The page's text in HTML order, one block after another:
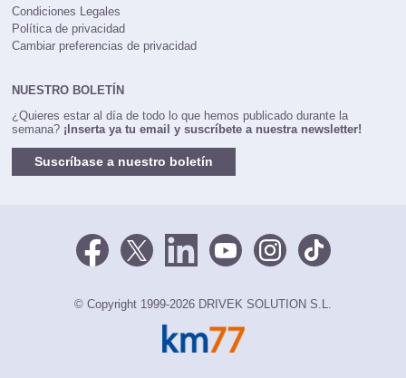
Política de cookies
Condiciones Legales
Política de privacidad
¿Quieres estar al día de todo lo que hemos publicado durante la
Suscríbase a nuestro boletín